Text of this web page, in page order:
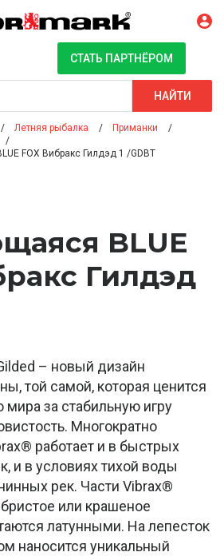
СТАТЬ ПАРТНЁРОМ
НАЙТИ
Летняя рыбалка
Приманки
FOX Вибракс Гилдэд 1 /GDBT
BLUE
Гилдэд
– новый дизайн
той самой, которая ценится
за стабильную игру
Многократно
работает и в быстрых
и в условиях тихой воды
рек. Части Vibrax®
или крашеное
латунными. На лепесток
наносится уникальный